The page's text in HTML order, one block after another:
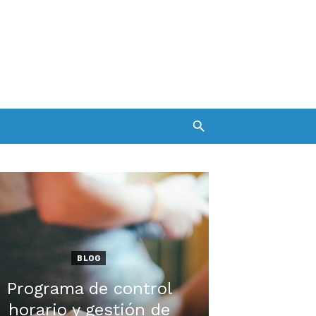
BLOG
Programa de control
horario y gestión de